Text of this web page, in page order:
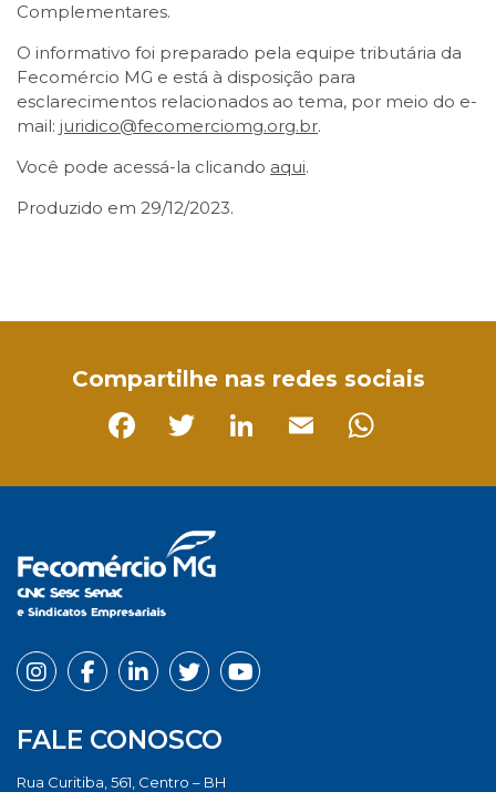
Complementares.
O informativo foi preparado pela equipe tributária da
Fecomércio MG e está à disposição para
esclarecimentos relacionados ao tema, por meio do e-
mail: juridico@fecomerciomg.org.br.
Você pode acessá-la clicando aqui.
Produzido em 29/12/2023.
Compartilhe nas redes sociais
FALE CONOSCO
Rua Curitiba, 561, Centro – BH